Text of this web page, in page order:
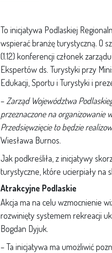
To inicjatywa Podlaskiej
wspierać branżę turystyczną. O
(1.12) konferencji członek
Ekspertów ds. Turystyki przy
Edukacji, Sportu i Turystyki i
– Zarząd Województwa
przeznaczone na organizowanie
Przedsięwzięcie to będzie
Wiesława Burnos.
Jak podkreśliła, z inicjatywy
turystyczne, które ucierpiały na
Atrakcyjne Podlaskie
Akcja ma na celu wzmocnienie
rozwinięty systemem rekreacji
Bogdan Dyjuk.
– Ta inicjatywa ma umożliwić